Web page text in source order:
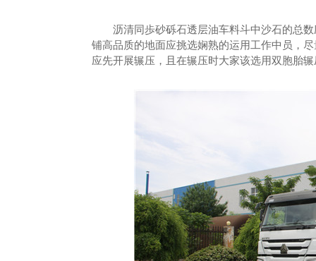
沥清同歩砂砾石透层油车料斗中沙石的总数
铺高品质的地面应挑选娴熟的运用工作中员，
应先开展辗压，且在辗压时大家该选用双胞胎